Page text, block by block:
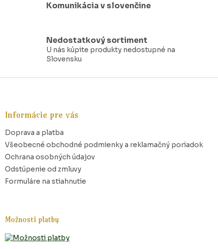
Komunikácia v slovenčine
Nedostatkový sortiment
U nás kúpite produkty nedostupné na
Slovensku
Z
Informácie pre vás
Doprava a platba
Všeobecné obchodné podmienky a reklamačný poriadok
Ochrana osobných údajov
Odstúpenie od zmluvy
Formuláre na stiahnutie
Možnosti platby